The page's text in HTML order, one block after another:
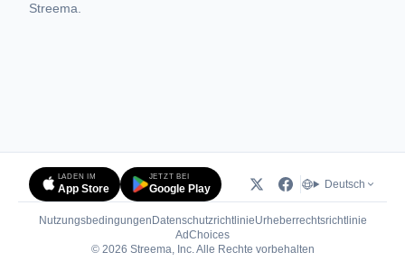
Streema.
LADEN IM
App Store
JETZT BEI
Google Play Deutsch
Nutzungsbedingungen DatenschutzrichtlinieUrheberrechtsrichtlinie
AdChoices(öffnet in neuem Tab)
© 2026 Streema, Inc. Alle Rechte vorbehalten